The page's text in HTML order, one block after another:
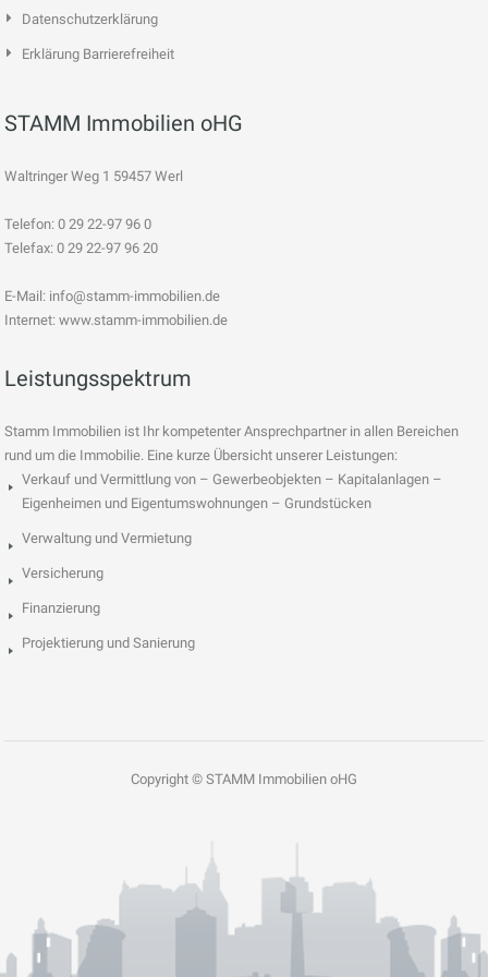
Datenschutzerklärung
Erklärung Barrierefreiheit
STAMM Immobilien oHG
Waltringer Weg 1 59457 Werl
Telefon: 0 29 22-97 96 0
Telefax: 0 29 22-97 96 20
E-Mail: info@stamm-immobilien.de
Internet: www.stamm-immobilien.de
Leistungsspektrum
Stamm Immobilien ist Ihr kompetenter Ansprechpartner in allen Bereichen
rund um die Immobilie. Eine kurze Übersicht unserer Leistungen:
Verkauf und Vermittlung von – Gewerbeobjekten – Kapitalanlagen –
Eigenheimen und Eigentumswohnungen – Grundstücken
Verwaltung und Vermietung
Versicherung
Finanzierung
Projektierung und Sanierung
Copyright © STAMM Immobilien oHG